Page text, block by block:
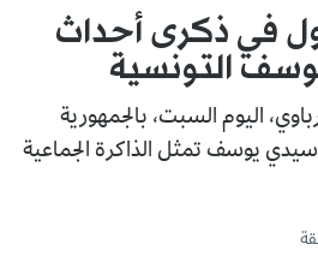
في ذكرى أحداث
التونسية
اليوم السبت، بالجمهورية
يوسف تمثل الذاكرة الجماعية